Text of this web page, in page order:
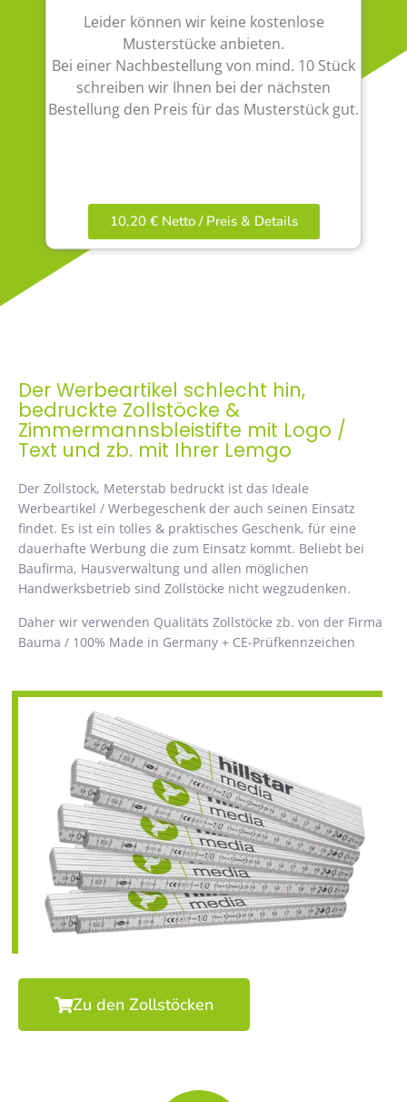
Leider können wir keine kostenlose
Musterstücke anbieten.
Bei einer Nachbestellung von mind. 10 Stück
schreiben wir Ihnen bei der nächsten
Bestellung den Preis für das Musterstück gut.
10,20 € Netto / Preis & Details
Der Werbeartikel schlecht hin,
bedruckte Zollstöcke &
Zimmermannsbleistifte mit Logo /
Text und zb. mit Ihrer Lemgo
Der Zollstock, Meterstab bedruckt ist das Ideale
Werbeartikel / Werbegeschenk der auch seinen Einsatz
findet. Es ist ein tolles & praktisches Geschenk, für eine
dauerhafte Werbung die zum Einsatz kommt. Beliebt bei
Baufirma, Hausverwaltung und allen möglichen
Handwerksbetrieb sind Zollstöcke nicht wegzudenken.
Daher wir verwenden Qualitäts Zollstöcke zb. von der Firma
Bauma / 100% Made in Germany + CE-Prüfkennzeichen
Zu den Zollstöcken